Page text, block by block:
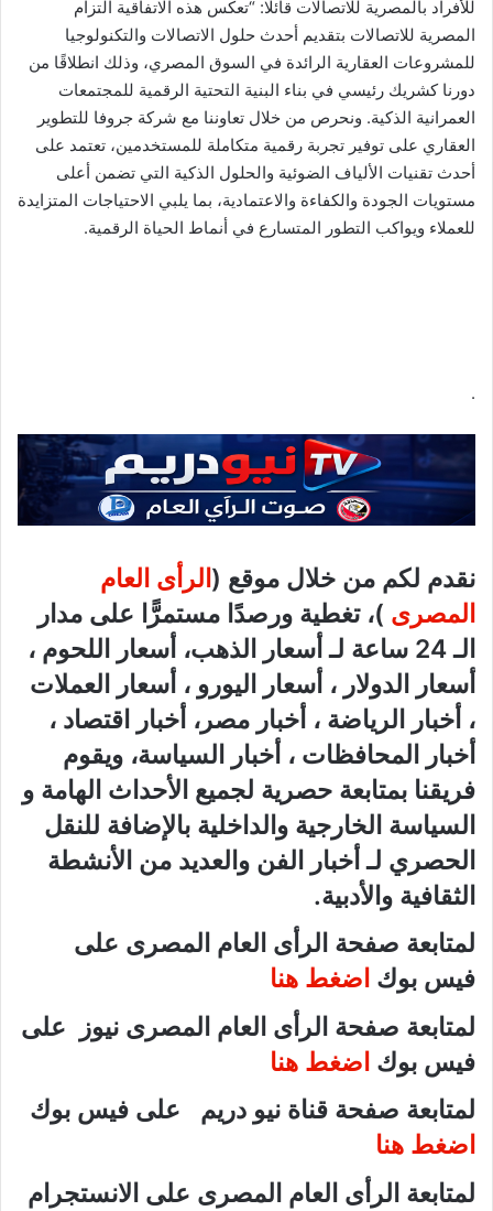
للأفراد بالمصرية للاتصالات قائلًا: “تعكس هذه الاتفاقية التزام
المصرية للاتصالات بتقديم أحدث حلول الاتصالات والتكنولوجيا
للمشروعات العقارية الرائدة في السوق المصري، وذلك انطلاقًا من
دورنا كشريك رئيسي في بناء البنية التحتية الرقمية للمجتمعات
العمرانية الذكية. ونحرص من خلال تعاوننا مع شركة جروفا للتطوير
العقاري على توفير تجربة رقمية متكاملة للمستخدمين، تعتمد على
أحدث تقنيات الألياف الضوئية والحلول الذكية التي تضمن أعلى
مستويات الجودة والكفاءة والاعتمادية، بما يلبي الاحتياجات المتزايدة
للعملاء ويواكب التطور المتسارع في أنماط الحياة الرقمية.
.
نقدم لكم من خلال موقع ( الرأى العام
المصرى )، تغطية ورصدًا مستمرًّا على مدار
الـ 24 ساعة لـ أسعار الذهب، أسعار اللحوم ،
أسعار الدولار ، أسعار اليورو ، أسعار العملات
، أخبار الرياضة ، أخبار مصر، أخبار اقتصاد ،
أخبار المحافظات ، أخبار السياسة، ويقوم
فريقنا بمتابعة حصرية لجميع الأحداث الهامة و
السياسة الخارجية والداخلية بالإضافة للنقل
الحصري لـ أخبار الفن والعديد من الأنشطة
الثقافية والأدبية.
لمتابعة صفحة الرأى العام المصرى على
فيس بوك اضغط هنا
لمتابعة صفحة الرأى العام المصرى نيوز على
فيس بوك اضغط هنا
لمتابعة صفحة قناة نيو دريم على فيس بوك
اضغط هنا
لمتابعة الرأى العام المصرى على الانستجرام